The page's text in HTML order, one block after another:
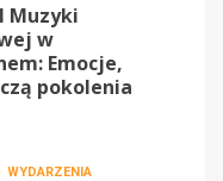
Muzyki
w
Emocje,
pokolenia
WYDARZENIA